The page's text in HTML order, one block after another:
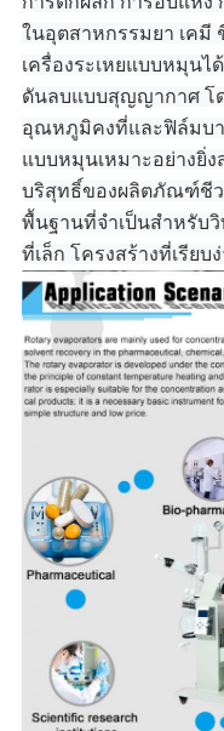
ในอุตสาหกรรมยา เคมี
เครื่องระเหยแบบหมุน
ดันลบแบบสุญญากาศ โ
อุณหภูมิคงที่และฟิล์มบาง
แบบหมุนเหมาะอย่างยิ่
บริสุทธิ์ของผลิตภัณฑ์ชีว
พื้นฐานที่จำเป็นสำหรับ
ที่เล็ก โครงสร้างที่เรียบ